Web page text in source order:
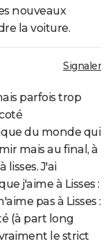
nouveaux
la voiture.
Signaler
parfois trop
du monde qui
mais au final, à
lisses. J'ai
j'aime à Lisses :
pas à Lisses :
(à part long
le strict